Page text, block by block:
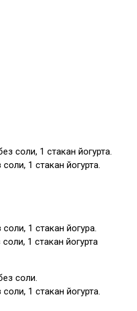
соли, 1 стакан йогурта.
1 стакан йогурта.
1 стакан йогура.
1 стакан йогурта
соли.
1 стакан йогурта.